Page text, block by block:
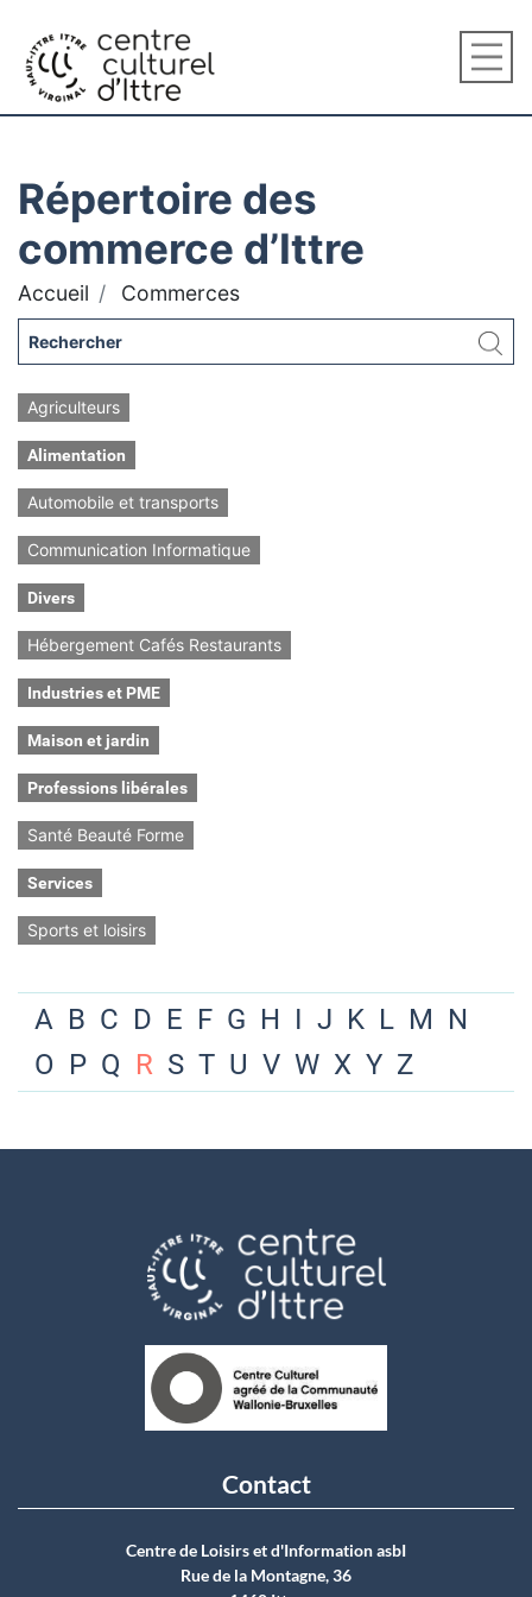
Répertoire des
commerce d’Ittre
Accueil Commerces
Agriculteurs
Alimentation
Automobile et transports
Communication Informatique
Divers
Hébergement Cafés Restaurants
Industries et PME
Maison et jardin
Professions libérales
Santé Beauté Forme
Services
Sports et loisirs
A B C D E F G H I J K L M N
O P Q R S T U V W X Y Z
Contact
Centre de Loisirs et d'Information asbI
Rue de la Montagne, 36